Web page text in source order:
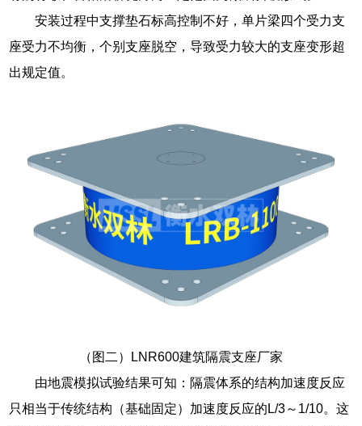
安装过程中支撑垫石标高控制不好，单片梁四个受力支
座受力不均衡，个别支座脱空，导致受力较大的支座变形超
出规定值。
（图二）LNR600建筑隔震支座厂家
由地震模拟试验结果可知：隔震体系的结构加速度反应
只相当于传统结构（基础固定）加速度反应的L/3～1/10。这